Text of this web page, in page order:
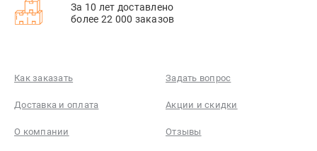
За 10 лет доставлено
более 22 000 заказов
Как заказать Задать вопрос
Доставка и оплата Акции и скидки
О компании Отзывы